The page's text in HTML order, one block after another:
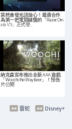
當然會發光請放心！最適合作
為第一把電競鍵盤的「Razer Orn
ata V3」正式登…
納克森宣布推出全新 AAA 遊戲
「Woochi the Wayfarer」！預告
片公開
Disney+
雷蛇